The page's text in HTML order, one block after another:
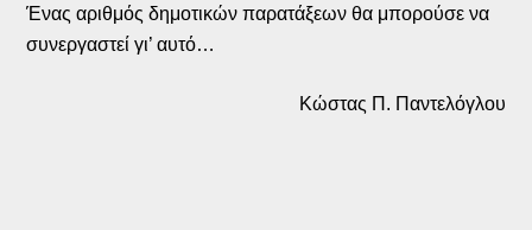
Ένας αριθμός δημοτικών παρατάξεων θα μπορούσε να
συνεργαστεί γι’ αυτό…
Κώστας Π. Παντελόγλου